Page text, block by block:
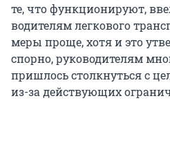
те, что функционируют,
водителям легкового
меры проще, хотя и это
спорно, руководителям
пришлось столкнуться с
из-за действующих